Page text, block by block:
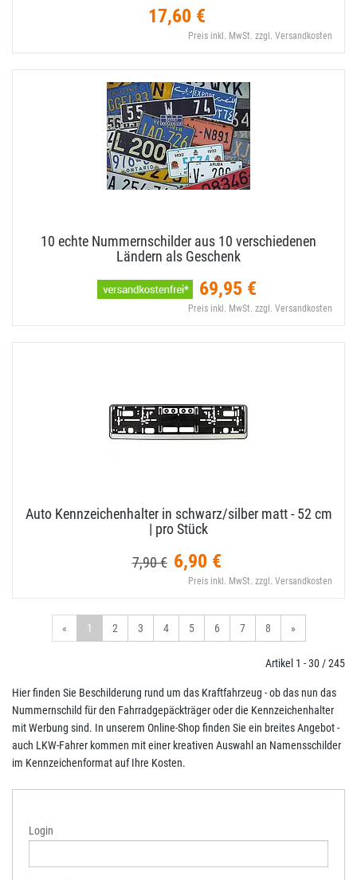
17,60 €
Preis inkl. MwSt. zzgl. Versandkosten
10 echte Nummernschilder aus 10 verschiedenen
Ländern als Geschenk
69,95 €
Preis inkl. MwSt. zzgl. Versandkosten
Auto Kennzeichenhalter in schwarz/​silber matt - 52 cm
| pro Stück
7,90 € 6,90 €
Preis inkl. MwSt. zzgl. Versandkosten
« 1 2 3 4 5 6 7 8 »
Artikel 1 - 30 / 245
Hier finden Sie Beschilderung rund um das Kraftfahrzeug - ob das nun das
Nummernschild für den Fahrradgepäckträger oder die Kennzeichenhalter
mit Werbung sind. In unserem Online-Shop finden Sie ein breites Angebot -
auch LKW-Fahrer kommen mit einer kreativen Auswahl an Namensschilder
im Kennzeichenformat auf Ihre Kosten.
Login